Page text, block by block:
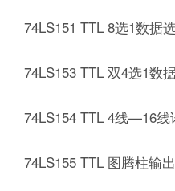
74LS151 TTL 8选1数据
74LS153 TTL 双4选1数
74LS154 TTL 4线—16线
74LS155 TTL 图腾柱输